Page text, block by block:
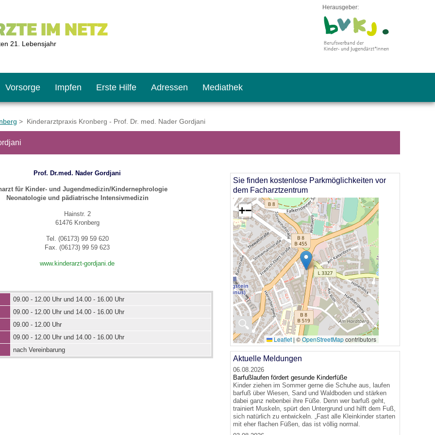
IM NETZ
21. Lebensjahr
Herausgeber:
Vorsorge Impfen Erste Hilfe Adressen Mediathek
Bildschirmmediengebrauch
> Kinderarztpraxis Kronberg - Prof. Dr. med. Nader Gordjani
Prof. Dr.med. Nader Gordjani
für Kinder- und Jugendmedizin/Kindernephrologie
Neonatologie und pädiatrische Intensivmedizin
Hainstr. 2
61476 Kronberg
Tel. (06173) 99 59 620
Fax. (06173) 99 59 623
www.kinderarzt-gordjani.de
09.00 - 12.00 Uhr und 14.00 - 16.00 Uhr
09.00 - 12.00 Uhr und 14.00 - 16.00 Uhr
09.00 - 12.00 Uhr
09.00 - 12.00 Uhr und 14.00 - 16.00 Uhr
nach Vereinbarung
Sie finden kostenlose Parkmöglichkeiten vor
dem Facharztzentrum
🔍
+−
Leaflet | ©OpenStreetMapcontributors
Aktuelle Meldungen
06.08.2026
Barfußlaufen fördert gesunde Kinderfüße
Kinder ziehen im Sommer gerne die Schuhe aus, laufen
barfuß über Wiesen, Sand und Waldboden und stärken
dabei ganz nebenbei ihre Füße. Denn wer barfuß geht,
trainiert Muskeln, spürt den Untergrund und hilft dem Fuß,
sich natürlich zu entwickeln. „Fast alle Kleinkinder starten
mit eher flachen Füßen, das ist völlig normal.